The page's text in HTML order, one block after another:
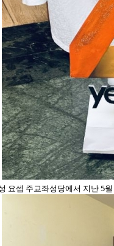
요셉 주교좌성당에서 지난 5